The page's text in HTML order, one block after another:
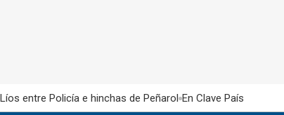
Líos entre Policía e hinchas de Peñarol En Clave País